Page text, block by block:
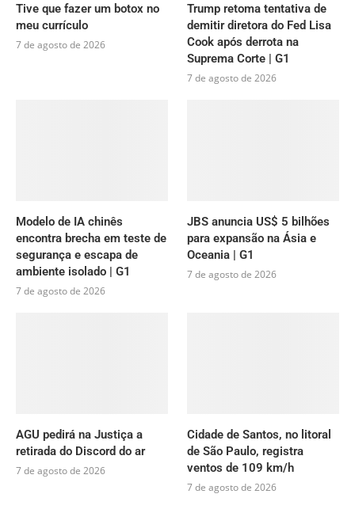
Tive que fazer um botox no
meu currículo
7 de agosto de 2026
Trump retoma tentativa de
demitir diretora do Fed Lisa
Cook após derrota na
Suprema Corte | G1
7 de agosto de 2026
Modelo de IA chinês
encontra brecha em teste de
segurança e escapa de
ambiente isolado | G1
7 de agosto de 2026
JBS anuncia US$ 5 bilhões
para expansão na Ásia e
Oceania | G1
7 de agosto de 2026
AGU pedirá na Justiça a
retirada do Discord do ar
7 de agosto de 2026
Cidade de Santos, no litoral
de São Paulo, registra
ventos de 109 km/h
7 de agosto de 2026